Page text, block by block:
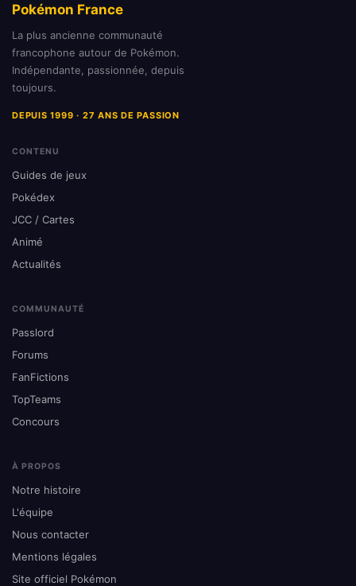
Pokémon France
La plus ancienne communauté
francophone autour de Pokémon.
Indépendante, passionnée, depuis
toujours.
DEPUIS 1999 · 27 ANS DE PASSION
CONTENU
Guides de jeux
Pokédex
JCC / Cartes
Animé
Actualités
COMMUNAUTÉ
Passlord
Forums
FanFictions
TopTeams
Concours
À PROPOS
Notre histoire
L'équipe
Nous contacter
Mentions légales
Site officiel Pokémon